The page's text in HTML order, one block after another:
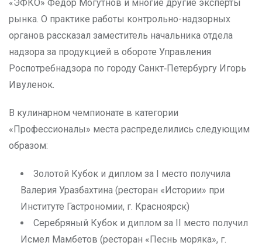
«ЭФКО» Фёдор Могутнов и многие другие эксперты
рынка. О практике работы контрольно-надзорных
органов рассказал заместитель начальника отдела
надзора за продукцией в обороте Управления
Роспотребнадзора по городу Санкт‑Петербургу Игорь
Ивуленок.
В кулинарном чемпионате в категории
«Профессионалы» места распределились следующим
образом:
Золотой Кубок и диплом за I место получила
Валерия Уразбахтина (ресторан «Истории» при
Институте Гастрономии, г. Красноярск)
Серебряный Кубок и диплом за II место получил
Исмел Мамбетов (ресторан «Песнь моряка», г.